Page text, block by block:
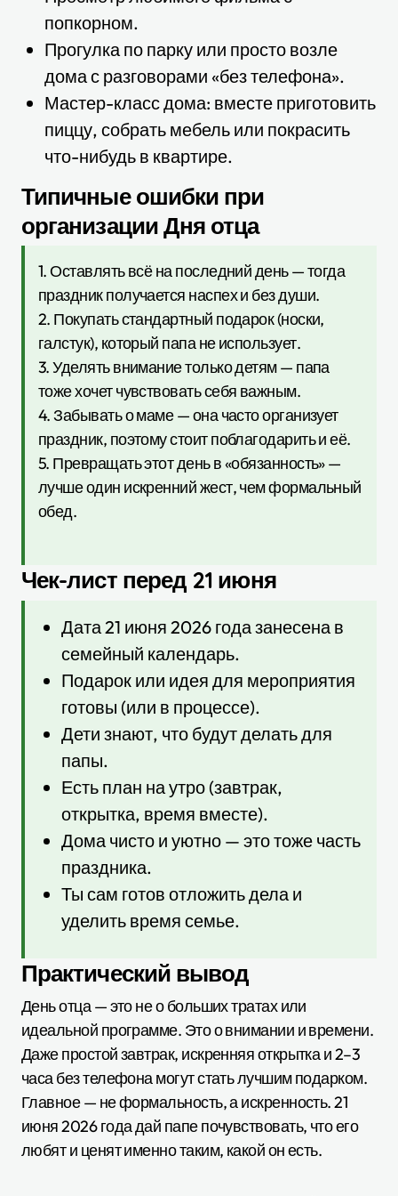
попкорном.
Прогулка по парку или просто возле
дома с разговорами «без телефона».
Мастер-класс дома: вместе приготовить
пиццу, собрать мебель или покрасить
что-нибудь в квартире.
Типичные ошибки при
организации Дня отца
1. Оставлять всё на последний день — тогда
праздник получается наспех и без души.
2. Покупать стандартный подарок (носки,
галстук), который папа не использует.
3. Уделять внимание только детям — папа
тоже хочет чувствовать себя важным.
4. Забывать о маме — она часто организует
праздник, поэтому стоит поблагодарить и её.
5. Превращать этот день в «обязанность» —
лучше один искренний жест, чем формальный
обед.
Чек-лист перед 21 июня
Дата 21 июня 2026 года занесена в
семейный календарь.
Подарок или идея для мероприятия
готовы (или в процессе).
Дети знают, что будут делать для
папы.
Есть план на утро (завтрак,
открытка, время вместе).
Дома чисто и уютно — это тоже часть
праздника.
Ты сам готов отложить дела и
уделить время семье.
Практический вывод
День отца — это не о больших тратах или
идеальной программе. Это о внимании и времени.
Даже простой завтрак, искренняя открытка и 2–3
часа без телефона могут стать лучшим подарком.
Главное — не формальность, а искренность. 21
июня 2026 года дай папе почувствовать, что его
любят и ценят именно таким, какой он есть.